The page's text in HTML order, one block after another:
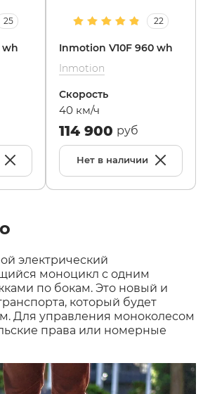
25
wh
22
Inmotion V10F 960 wh
Inmotion
Скорость
40 км/ч
114 900 руб
Нет в наличии
электрический
моноцикл с одним
по бокам. Это новый и
который будет
Для управления моноколесом
права или номерные